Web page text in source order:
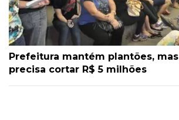
Prefeitura mantém plantões,
precisa cortar R$ 5 milhões